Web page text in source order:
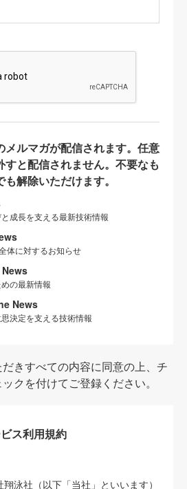
メルマガが配信されます。任意
すと配信されません。不要なも
解除いただけます。
成長を支える最新技術情報
体に対するお知らせ
の最新情報
News
決定を支える技術情報
きすべての内容に同意の上、チ
クを付けてご登録ください。
ス利用規約
泳社（以下「当社」といいます）